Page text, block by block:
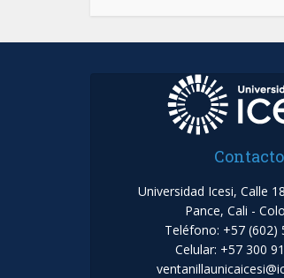
Contacto
Universidad Icesi, Calle
Pance, Cali -
Teléfono: +57 (602)
Celular: +57 300